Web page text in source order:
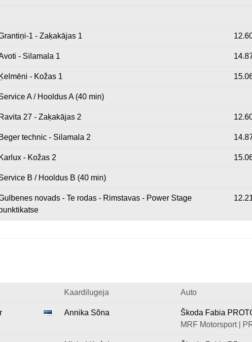
1 - Zaķakājas 1
- Silamala 1
Ķelmēni - Kožas 1
A / Hooldus A (40 min)
Ravita 27 - Zaķakājas 2
Beger technic - Silamala 2
Karlux - Kožas 2
B / Hooldus B (40 min)
novads - Te rodas - Rimstavas - Power Stage
Kaardilugeja Auto
Annika Sõna
Škoda Fabia
MRF Motorsport |